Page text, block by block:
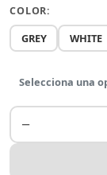
COLOR:
GREY WHITE
Selecciona una
−